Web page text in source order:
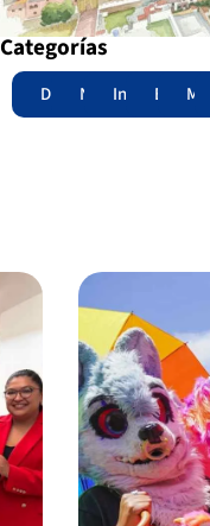
Categorías
Destacadas
NacionalInternacional
Edomex